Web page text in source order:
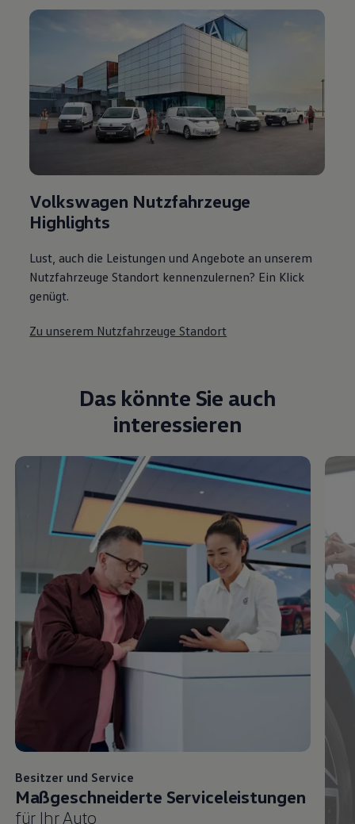
Volkswagen Nutzfahrzeuge
Highlights
Lust, auch die Leistungen und Angebote an unserem
Nutzfahrzeuge Standort kennenzulernen? Ein Klick
genügt.
Zu unserem Nutzfahrzeuge Standort
Das könnte Sie auch
interessieren
Besitzer und Service
Maßgeschneiderte Serviceleistungen
für Ihr Auto